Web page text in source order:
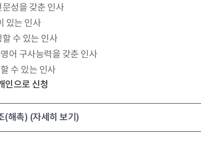
성을 갖춘 인사
있는 인사
수 있는 인사
어 구사능력을 갖춘 인사
수 있는 인사
인으로 신청
(해촉) (자세히 보기)